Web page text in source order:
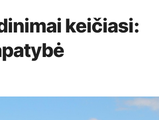
keičiasi: